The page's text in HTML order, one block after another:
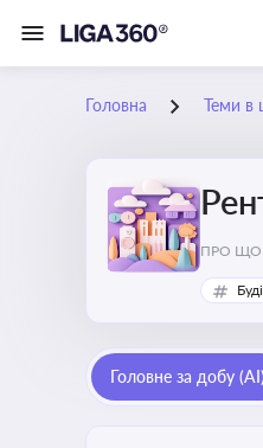
Головна Теми в
ПРО ЩО
Головне за добу (AI)